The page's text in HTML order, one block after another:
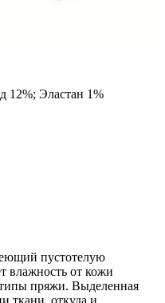
12%; Эластан 1%
пустотелую
влажность от кожи
типы пряжи. Выделенная